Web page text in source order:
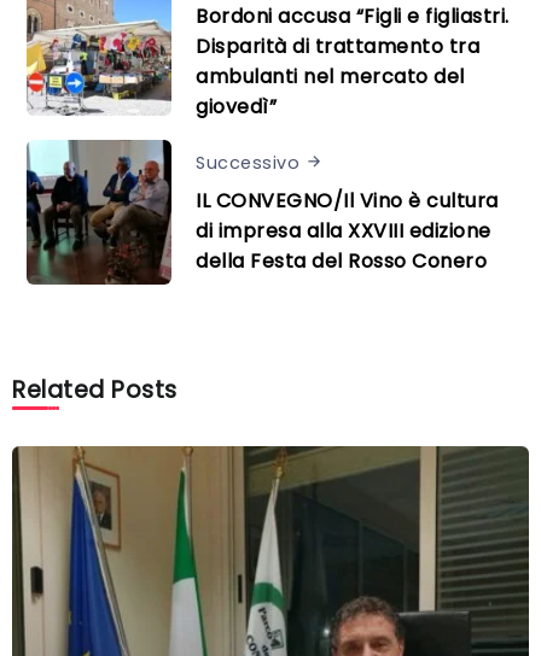
Bordoni accusa “Figli e figliastri.
Disparità di trattamento tra
ambulanti nel mercato del
giovedì”
Successivo
IL CONVEGNO/Il Vino è cultura
di impresa alla XXVIII edizione
della Festa del Rosso Conero
Related Posts